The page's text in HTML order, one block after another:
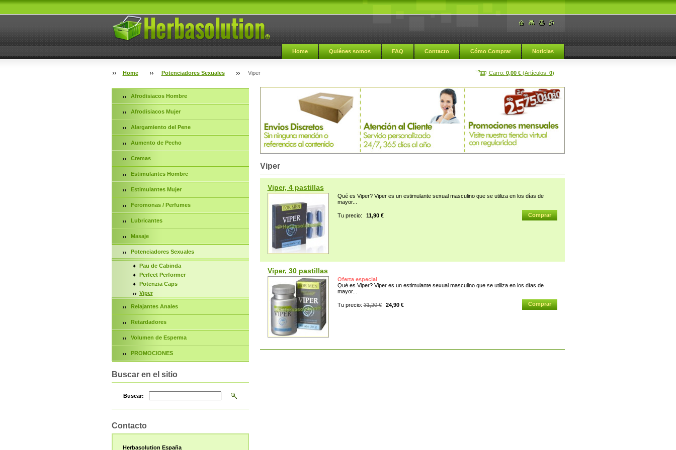
Home Quiénes somos FAQ Contacto Cómo Comprar Noticias
Carro: 0,00 €(Artículos: 0)
Home Potenciadores Sexuales Viper
Viper
Viper, 4 pastillas
Qué es Viper? Viper es un estimulante sexual masculino que se utiliza en los días de
mayor...
Tu precio: 11,90 €
Viper, 30 pastillas
Oferta especial
Qué es Viper? Viper es un estimulante sexual masculino que se utiliza en los días de
mayor...
Tu precio:31,20 € 24,90 €
Afrodisiacos Hombre
Afrodisiacos Mujer
Alargamiento del Pene
Aumento de Pecho
Cremas
Estimulantes Hombre
Estimulantes Mujer
Feromonas / Perfumes
Lubricantes
Masaje
Potenciadores Sexuales
Pau de Cabinda
Perfect Performer
Potenzia Caps
Viper
Relajantes Anales
Retardadores
Volumen de Esperma
PROMOCIONES
Buscar en el sitio
Buscar:
Contacto
Herbasolution España